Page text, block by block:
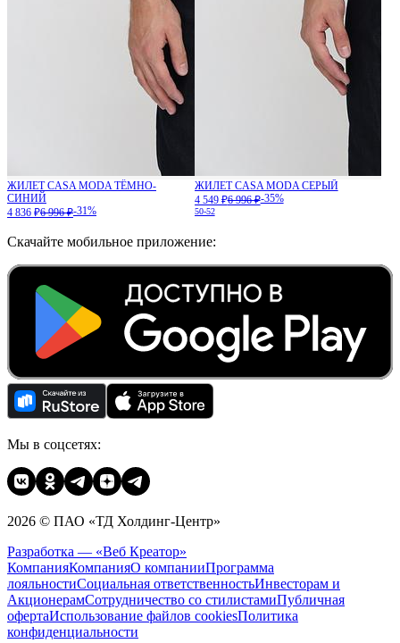
ЖИЛЕТ CASA MODA ТЁМНО-
СИНИЙ
4 836 ₽6 996 ₽-31%
ЖИЛЕТ CASA MODA СЕРЫЙ
4 549 ₽6 996 ₽-35%
50-52
Скачайте мобильное приложение:
Мы в соцсетях:
2026 © ПАО «ТД Холдинг-Центр»
Разработка — «Веб Креатор»
КомпанияКомпанияО компанииПрограмма
лояльностиСоциальная ответственностьИнвесторам и
АкционерамСотрудничество со стилистамиПубличная
офертаИспользование файлов cookiesПолитика
конфиденциальности